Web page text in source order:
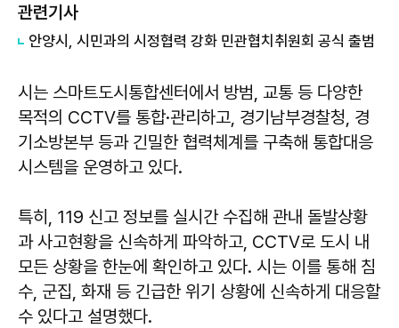
관련기사
안양시, 시민과의 시정협력 강화 민관협치취원회 공식 출범
시는 스마트도시통합센터에서 방범, 교통 등 다양한
목적의 CCTV를 통합·관리하고, 경기남부경찰청, 경
기소방본부 등과 긴밀한 협력체계를 구축해 통합대응
시스템을 운영하고 있다.
특히, 119 신고 정보를 실시간 수집해 관내 돌발상황
과 사고현황을 신속하게 파악하고, CCTV로 도시 내
모든 상황을 한눈에 확인하고 있다. 시는 이를 통해 침
수, 군집, 화재 등 긴급한 위기 상황에 신속하게 대응할
수 있다고 설명했다.